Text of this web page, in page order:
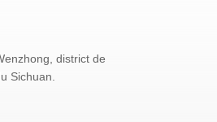
district de
Sichuan.